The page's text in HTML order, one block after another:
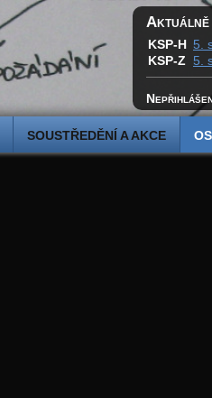
SOUSTŘEDĚNÍ A AKCE
Aktuálně
KSP-H 5.
KSP-Z 5.